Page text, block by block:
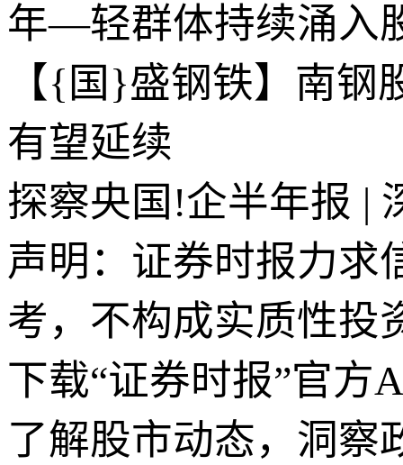
年—轻群体持续涌入
【{国}盛钢铁】南钢
有望延续
探察央国!企半年报 |
声明：证券时报力求
考，不构成实质性投
下载“证券时报”官方
了解股市动态，洞察